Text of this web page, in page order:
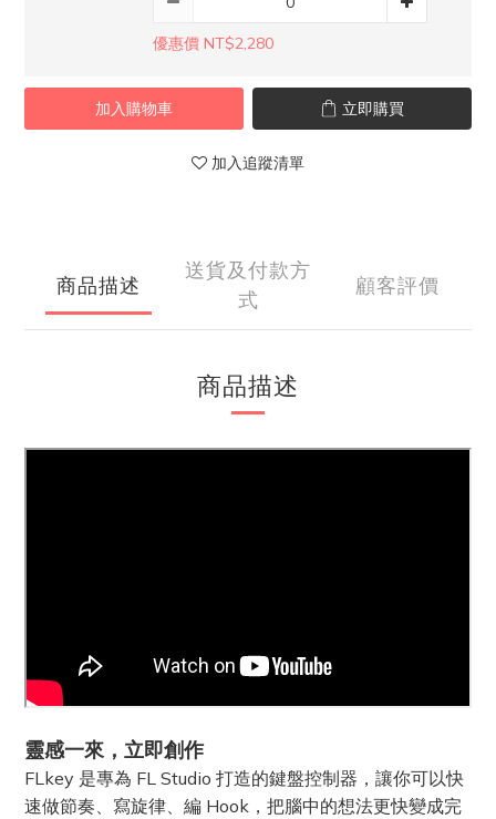
優惠價 NT$2,280
加入購物車 立即購買
加入追蹤清單
商品描述
送貨及付款方
式
顧客評價
商品描述
靈感一來，立即創作
FLkey 是專為 FL Studio 打造的鍵盤控制器，讓你可以快
速做節奏、寫旋律、編 Hook，把腦中的想法更快變成完